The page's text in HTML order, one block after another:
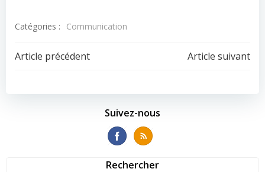
Catégories : Communication
Navigation
de
Article précédent
Navigation
de
l’article
Article suivant
Suivez-nous
Rechercher